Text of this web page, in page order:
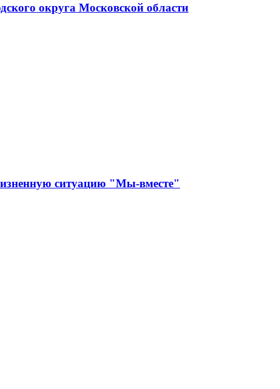
округа Московской области
ситуацию "Мы-вместе"